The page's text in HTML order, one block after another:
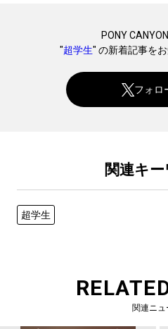
PONY
"超学生" の新着記事を
フォロ
関連キ
超学生
関連ニュ